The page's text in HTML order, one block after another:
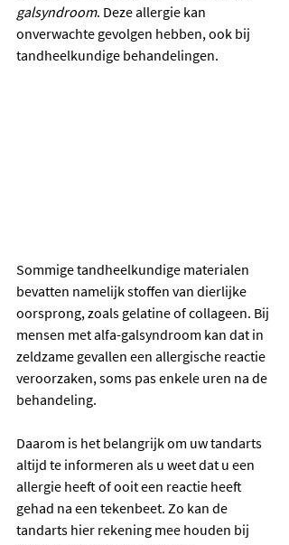
galsyndroom. Deze allergie kan
onverwachte gevolgen hebben, ook bij
tandheelkundige behandelingen.
Sommige tandheelkundige materialen
bevatten namelijk stoffen van dierlijke
oorsprong, zoals gelatine of collageen. Bij
mensen met alfa-galsyndroom kan dat in
zeldzame gevallen een allergische reactie
veroorzaken, soms pas enkele uren na de
behandeling.
Daarom is het belangrijk om uw tandarts
altijd te informeren als u weet dat u een
allergie heeft of ooit een reactie heeft
gehad na een tekenbeet. Zo kan de
tandarts hier rekening mee houden bij